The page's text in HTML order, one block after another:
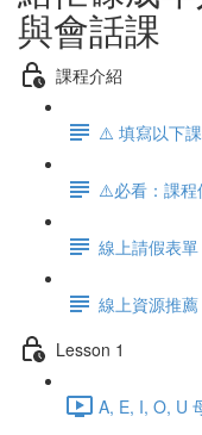
與會話課
課程介紹
⚠️ 填寫以下
⚠️必看：課程
線上請假表單
線上資源推薦
Lesson 1
A, E, I, O, U